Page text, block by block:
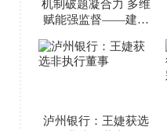
机制破题凝合力 多维
赋能强监督——建行
行第
泸州银行：王婕获选